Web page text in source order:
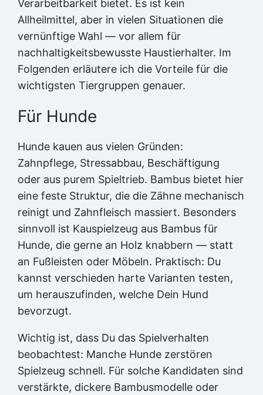
Verarbeitbarkeit bietet. Es ist kein
Allheilmittel, aber in vielen Situationen die
vernünftige Wahl — vor allem für
nachhaltigkeitsbewusste Haustierhalter. Im
Folgenden erläutere ich die Vorteile für die
wichtigsten Tiergruppen genauer.
Für Hunde
Hunde kauen aus vielen Gründen:
Zahnpflege, Stressabbau, Beschäftigung
oder aus purem Spieltrieb. Bambus bietet hier
eine feste Struktur, die die Zähne mechanisch
reinigt und Zahnfleisch massiert. Besonders
sinnvoll ist Kauspielzeug aus Bambus für
Hunde, die gerne an Holz knabbern — statt
an Fußleisten oder Möbeln. Praktisch: Du
kannst verschieden harte Varianten testen,
um herauszufinden, welche Dein Hund
bevorzugt.
Wichtig ist, dass Du das Spielverhalten
beobachtest: Manche Hunde zerstören
Spielzeug schnell. Für solche Kandidaten sind
verstärkte, dickere Bambusmodelle oder